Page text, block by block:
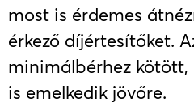
most is érdemes
érkező díjértesítőket.
minimálbérhez
is emelkedik jövőre.